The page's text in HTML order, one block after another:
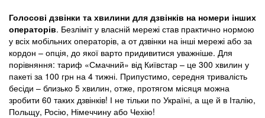
Голосові дзвінки та хвилини для дзвінків на номери інших
операторів. Безліміт у власній мережі став практично нормою
у всіх мобільних операторів, а от дзвінки на інші мережі або за
кордон – опція, до якої варто придивитися уважніше. Для
порівняння: тариф «Смачний» від Київстар – це 300 хвилин у
пакеті за 100 грн на 4 тижні. Припустимо, середня тривалість
бесіди – близько 5 хвилин, отже, протягом місяця можна
зробити 60 таких дзвінків! І не тільки по Україні, а ще й в Італію,
Польщу, Росію, Німеччину або Чехію!